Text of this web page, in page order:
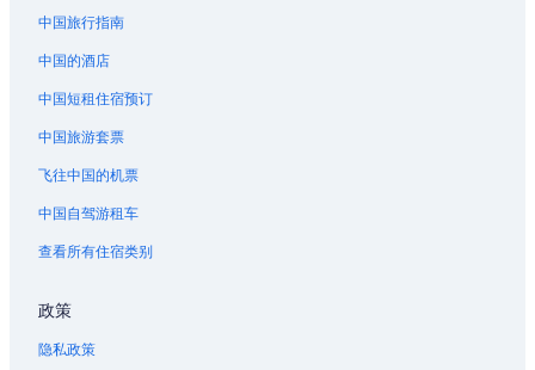
位于罗斯堡的浪漫酒店
罗斯堡的酒店
罗斯堡的度假村
位于杜内斯城的豪华酒店
奥克兰的民宿
奥克兰的酒店
俄勒冈中部海岸的村舍
俄勒冈中部海岸的酒店
中国旅行指南
中国的酒店
中国短租住宿预订
中国旅游套票
飞往中国的机票
中国自驾游租车
查看所有住宿类别
政策
隐私政策